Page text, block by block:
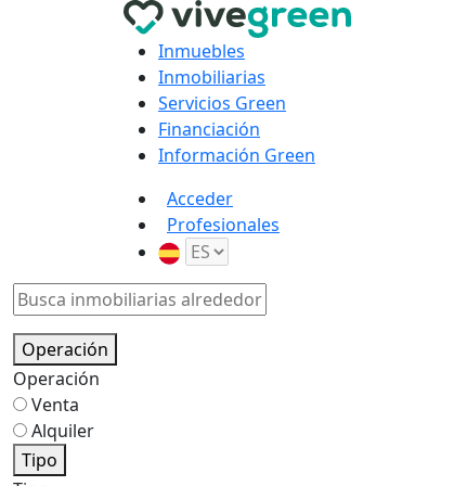
Inmuebles
Inmobiliarias
Servicios Green
Financiación
Información Green
Acceder
Profesionales
Operación
Operación
Venta
Alquiler
Tipo